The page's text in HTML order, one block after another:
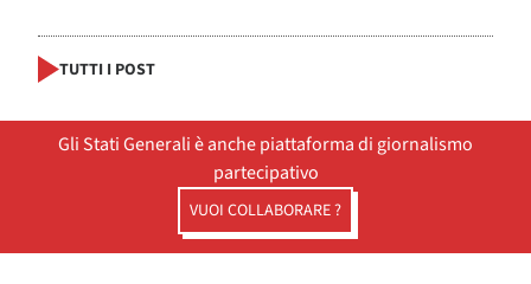
TUTTI I POST
Gli Stati Generali è anche piattaforma di giornalismo
partecipativo
VUOI COLLABORARE ?